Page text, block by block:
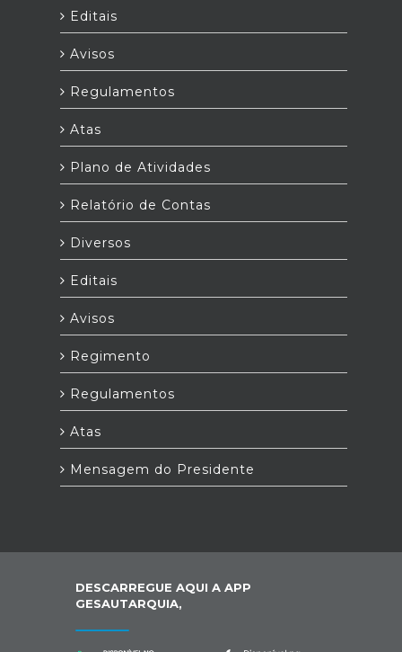
Editais
Avisos
Regulamentos
Atas
Plano de Atividades
Relatório de Contas
Diversos
Editais
Avisos
Regimento
Regulamentos
Atas
Mensagem do Presidente
DESCARREGUE AQUI A APP
GESAUTARQUIA,